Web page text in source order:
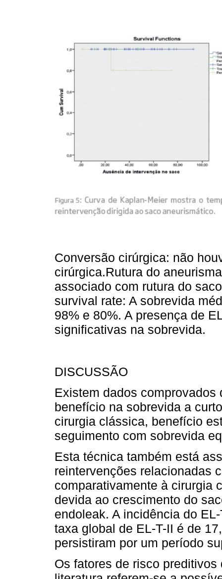
Conversão cirúrgica: não
cirúrgica.Rutura do
associado com rutura do
survival rate: A sobrevida
98% e 80%. A presença de
significativas na sobrevida.
DISCUSSÃO
Existem dados
benefício na sobrevida a
cirurgia clássica, benefício
seguimento com sobrevida
Esta técnica também está
reintervenções relacionadas
comparativamente à cirurgia
devida ao crescimento do
endoleak. A incidência do
taxa global de EL-T-II é de
persistiram por um período
Os fatores de risco